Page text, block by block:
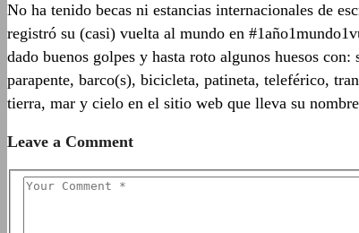
No ha tenido becas ni estancias internacionales de
registró su (casi) vuelta al mundo en
dado buenos golpes y hasta roto algunos huesos
parapente, barco(s), bicicleta, patineta, teleférico,
tierra, mar y cielo en el sitio web que lleva su
Leave a Comment